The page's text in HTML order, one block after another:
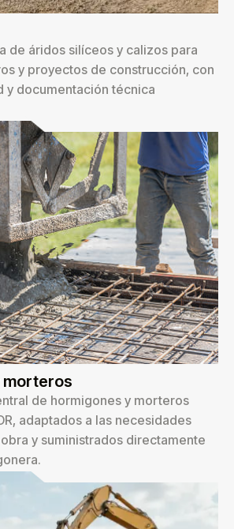
de áridos silíceos y calizos para
y proyectos de construcción, con
y documentación técnica
morteros
de hormigones y morteros
adaptados a las necesidades
y suministrados directamente